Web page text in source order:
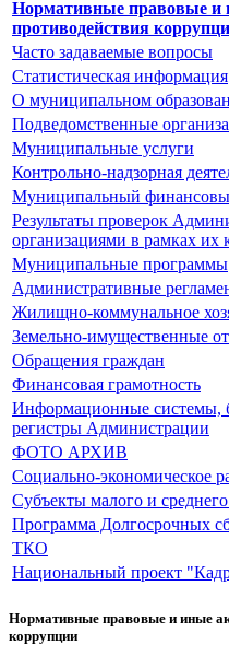
Нормативные правовые и
противодействия
Часто задаваемые вопросы
Статистическая информация
О муниципальном
Подведомственные
Муниципальные услуги
Контрольно-надзорная
Муниципальный
Результаты проверок
организациями в рамках их
Муниципальные программы
Административные
Жилищно-коммунальное
Земельно-имущественные
Обращения граждан
Финансовая грамотность
Информационные системы,
регистры Администрации
ФОТО АРХИВ
Социально-экономическое
Субъекты малого и
Программа Долгосрочных
ТКО
Национальный проект
Нормативные правовые и иные
коррупции